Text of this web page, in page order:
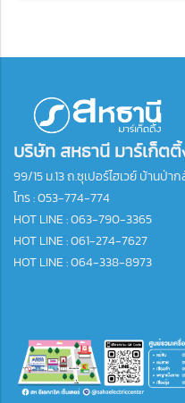
บริษัท สหธานี มาร์เก็ต
99/15 ม.13 ถ.ซุเปอร์ไฮเวย์ บ้านป่
โทร :053-774-774
HOT LINE : 063-790-3365
HOT LINE : 061-274-7627
HOT LINE : 064-338-8973